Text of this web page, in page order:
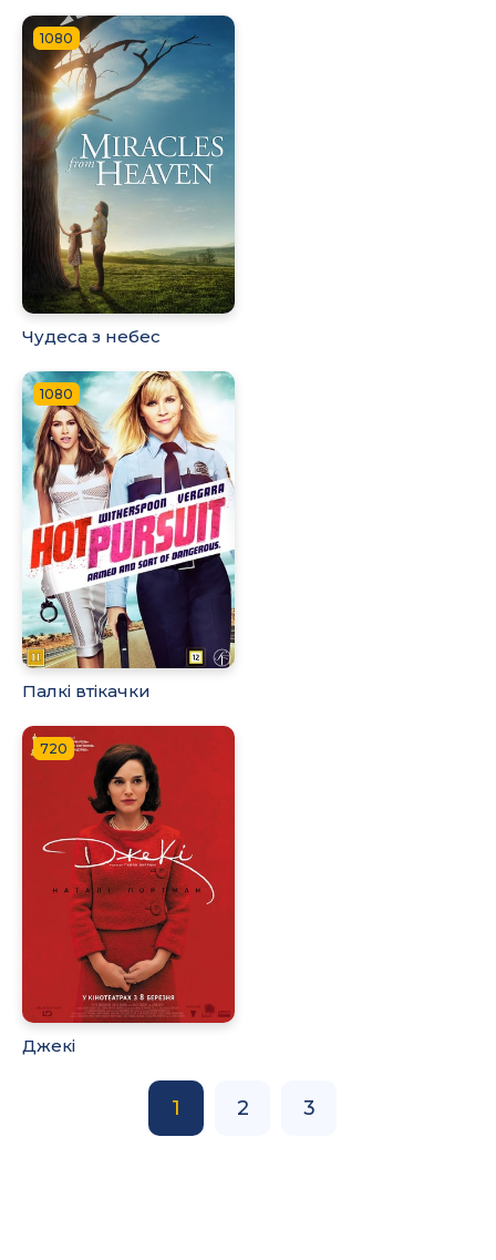
1080
Чудеса з небес
1080
Палкі втікачки
720
Джекі
1 2 3